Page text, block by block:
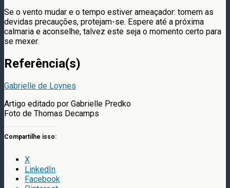
Se o vento mudar e o tempo estiver ameaçador: tomem as
devidas precauções, protejam-se. Espere até a próxima
calmaria e aconselhe, talvez este seja o momento certo para
se mexer.
Referência(s)
Gabrielle de Loynes
Artigo editado por Gabrielle Predko
Foto de Thomas Decamps
Compartilhe isso:
X
LinkedIn
Facebook